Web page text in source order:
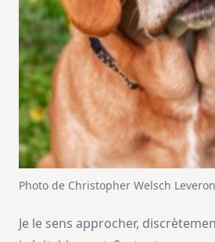
Photo de Christopher Welsch
Je le sens approcher,